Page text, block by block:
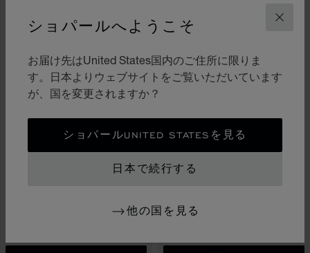
閉じる
ショパールへようこそ
お届け先はUnited States国内のご住所に限りま
す。日本よりウェブサイトをご覧いただいています
が、国を変更されますか？
ショパールUNITED STATESを見る
日本で続行する
他の国を見る
ハッピーダイヤモンド フ
ペンダント、エシカルローズゴー
アイスキューブ ビー キ
リング、エシカルローズ＆ホワイ
トゴールド、ダイヤモンド